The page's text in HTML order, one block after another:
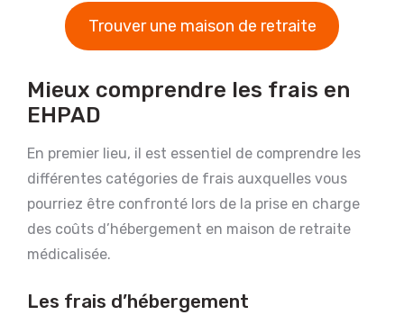
Trouver une maison de retraite
Mieux comprendre les frais en
EHPAD
En premier lieu, il est essentiel de comprendre les
différentes catégories de frais auxquelles vous
pourriez être confronté lors de la prise en charge
des coûts d’hébergement en maison de retraite
médicalisée.
Les frais d’hébergement